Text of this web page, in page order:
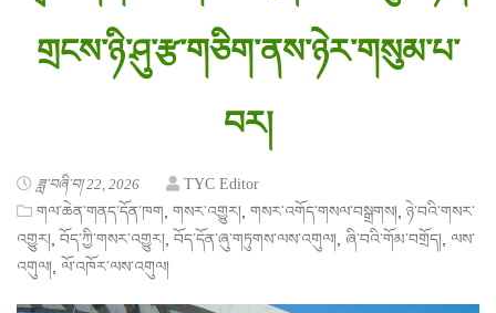
གྲངས་ཉི་ཤུ་རྩ་གཅིག་ནས་ཉེར་གསུམ་པ་
བར།
ཟླ་བཞི་བ། 22, 2026
TYC Editor
གལ་ཆེན་གནད་དོན་ཁག, གསར་འགྱུར།, གསར་འགོད་གསལ་བསྒྲགས།, ཉེ་བའི་གསར་
འགྱུར།, བོད་ཀྱི་གསར་འགྱུར།, བོད་དོན་ཞུ་གཏུགས་ལས་འགུལ།, ཞི་བའི་གོམ་བགྲོད།, ལས་
འགུལ།, ལོ་འཁོར་ལས་འགུལ།